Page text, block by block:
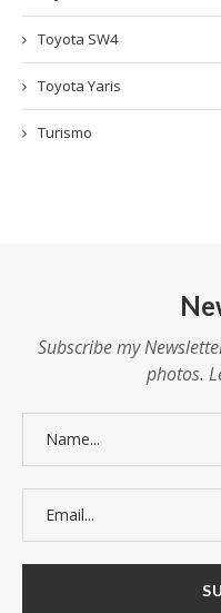
Toyota SW4
Toyota Yaris
Turismo
Subscribe my
photos.